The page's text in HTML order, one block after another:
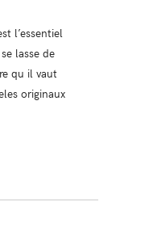
l’essentiel
lasse de
qu il vaut
originaux